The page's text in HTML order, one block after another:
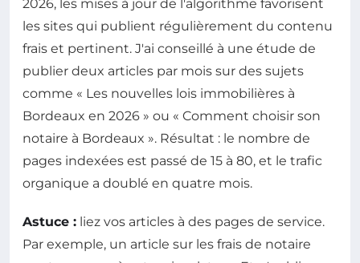
2026, les mises à jour de l'algorithme favorisent
les sites qui publient régulièrement du contenu
frais et pertinent. J'ai conseillé à une étude de
publier deux articles par mois sur des sujets
comme « Les nouvelles lois immobilières à
Bordeaux en 2026 » ou « Comment choisir son
notaire à Bordeaux ». Résultat : le nombre de
pages indexées est passé de 15 à 80, et le trafic
organique a doublé en quatre mois.
Astuce : liez vos articles à des pages de service.
Par exemple, un article sur les frais de notaire